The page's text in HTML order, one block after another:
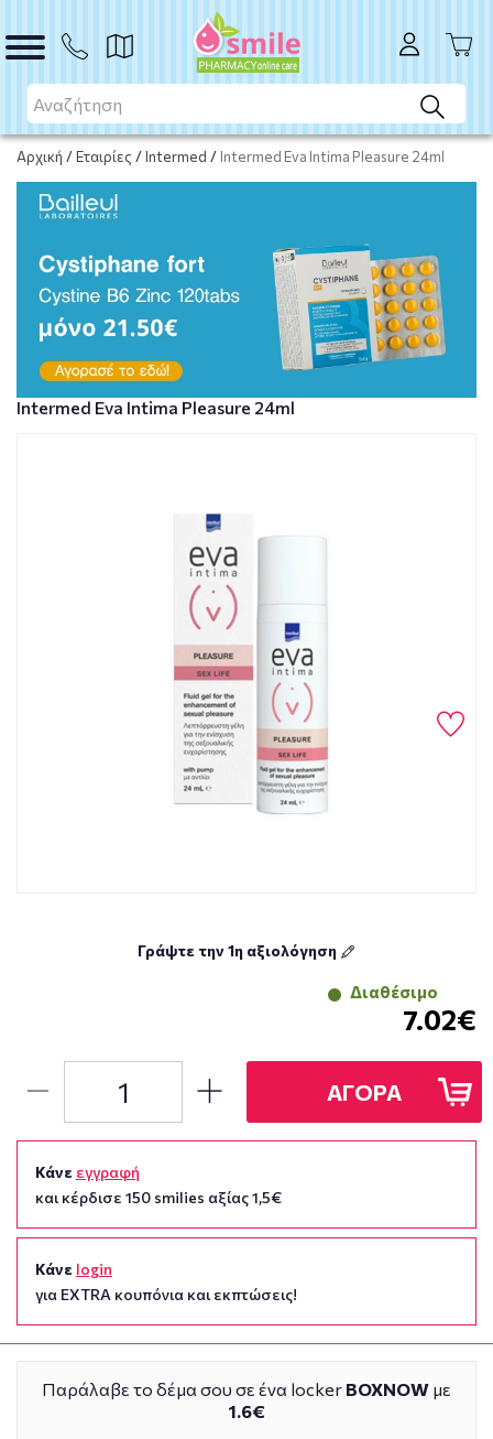
Αρχική /Εταιρίες /Intermed / Intermed Eva Intima Pleasure 24ml
ΑΓΟΡΑ
Intermed Eva Intima Pleasure 24ml
Γράψτε την 1η αξιολόγηση
Διαθέσιμο
7.02€
ΑΓΟΡΑ
Κάνε εγγραφή
και κέρδισε 150 smilies αξίας 1,5€
Κάνε login
για EXTRA κουπόνια και εκπτώσεις!
Παράλαβε το δέμα σου σε ένα locker BOXNOW με
1.6€